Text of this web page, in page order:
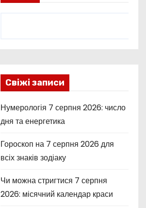
Свіжі записи
Нумерологія 7 серпня 2026: число
дня та енергетика
Гороскоп на 7 серпня 2026 для
всіх знаків зодіаку
Чи можна стригтися 7 серпня
2026: місячний календар краси